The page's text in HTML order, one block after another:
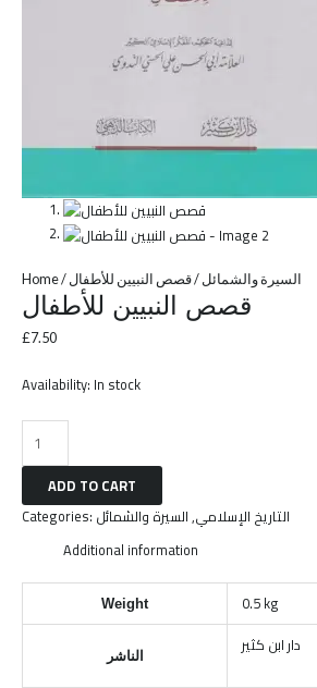
Home/ السيرة والشمائل/ قصص النبيين للأطفال
قصص النبيين للأطفال
£7.50
Availability: In stock
ADD TO CART
Categories:
التاريخ الإسلامي,السيرة والشمائل
Additional information
Weight 0.5 kg
الناشر دار ابن كثير